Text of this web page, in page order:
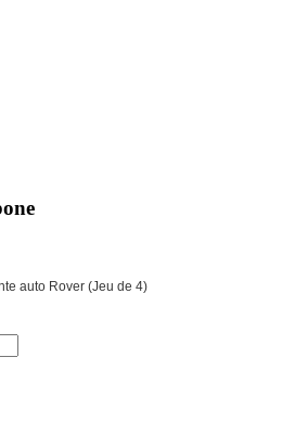
auto Rover (Jeu de 4)